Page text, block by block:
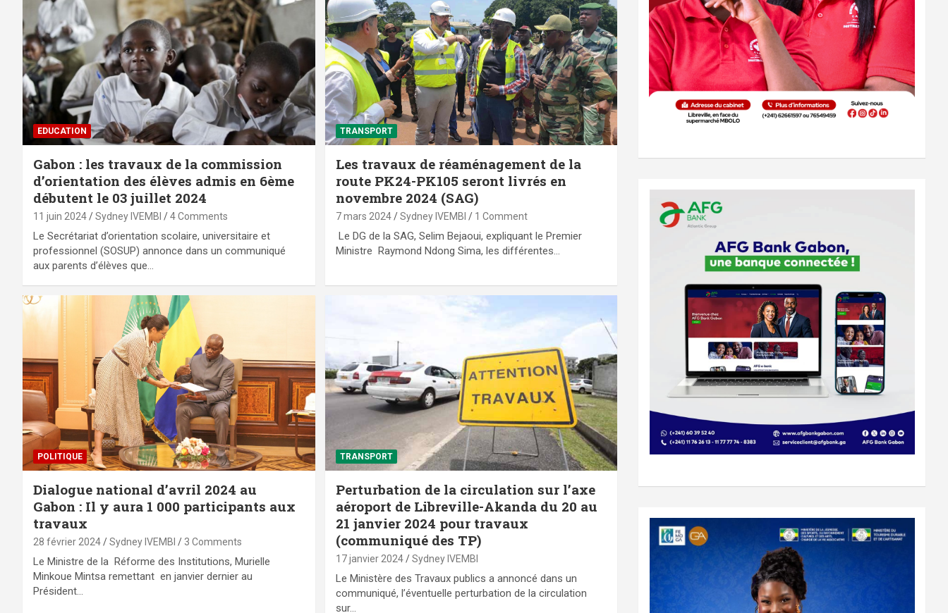
EDUCATION
Gabon : les travaux de la commission
d’orientation des élèves admis en 6ème
débutent le 03 juillet 2024
11 juin 2024 Sydney IVEMBI 4 Comments
Le Secrétariat d’orientation scolaire, universitaire et
professionnel (SOSUP) annonce dans un communiqué
aux parents d’élèves que…
TRANSPORT
Les travaux de réaménagement de la
route PK24-PK105 seront livrés en
novembre 2024 (SAG)
7 mars 2024 Sydney IVEMBI 1 Comment
Le DG de la SAG, Selim Bejaoui, expliquant le Premier
Ministre Raymond Ndong Sima, les différentes…
POLITIQUE
Dialogue national d’avril 2024 au
Gabon : Il y aura 1 000 participants aux
travaux
28 février 2024 Sydney IVEMBI 3 Comments
Le Ministre de la Réforme des Institutions, Murielle
Minkoue Mintsa remettant en janvier dernier au
Président…
TRANSPORT
Perturbation de la circulation sur l’axe
aéroport de Libreville-Akanda du 20 au
21 janvier 2024 pour travaux
(communiqué des TP)
17 janvier 2024 Sydney IVEMBI
Le Ministère des Travaux publics a annoncé dans un
communiqué, l’éventuelle perturbation de la circulation
sur…